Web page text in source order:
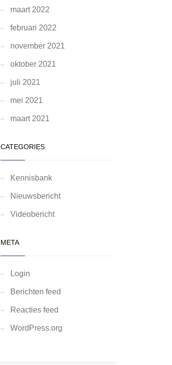
maart 2022
februari 2022
november 2021
oktober 2021
juli 2021
mei 2021
maart 2021
CATEGORIES
Kennisbank
Nieuwsbericht
Videobericht
META
Login
Berichten feed
Reacties feed
WordPress.org